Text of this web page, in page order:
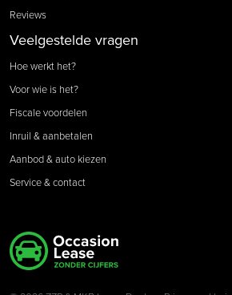
Reviews
Veelgestelde vragen
Hoe werkt het?
Voor wie is het?
Fiscale voordelen
Inruil & aanbetalen
Aanbod & auto kiezen
Service & contact